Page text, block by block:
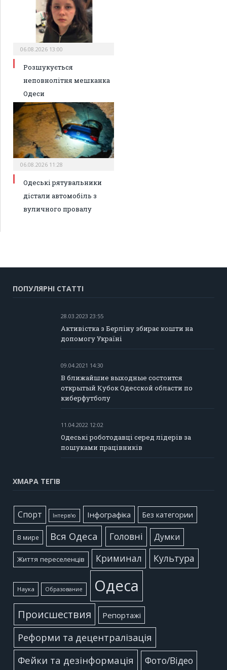
06.08.2026 13:00
Розшукується
неповнолітня мешканка
Одеси
06.08.2026 11:28
Одеські рятувальники
дістали автомобіль з
вуличного провалу
ПОПУЛЯРНІ СТАТТІ
28.03.2023 23:55
Активістка з Берліну збирає кошти на
допомогу Україні
09.04.2021 14:30
В ближайшие выходные состоится
открытый Кубок Одесской области по
киберфутболу
11.04.2022 12:02
Одеські роботодавці серед лідерів за
пошуками працівників
ХМАРА ТЕГІВ
Cпорт Інтерв'ю Інфографіка Без категории
В мире Вся Одеса Головні Думки
Життя переселенців Криминал Культура
Наука Образование Одеса
Происшествия Репортажі
Реформи та децентралізація
Фейки та дезінформація
Фото/Відео